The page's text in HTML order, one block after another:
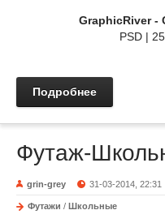
GraphicRiver -
PSD |
Подробнее
Футаж-
grin-grey 31-03-2014, 22:31
Футажи / Школьные